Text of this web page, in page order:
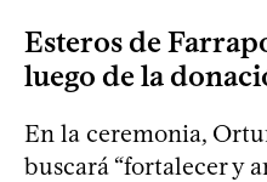
Esteros de
luego de la
En la ceremonia,
buscará “fortalecer y